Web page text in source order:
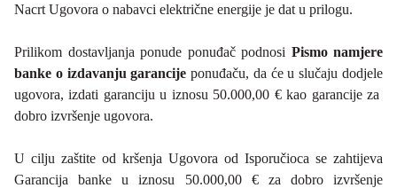
Nacrt Ugovora o nabavci električne energije je dat u prilogu.
Prilikom dostavljanja ponude ponuđač podnosi Pismo namjere
banke o izdavanju garancijeponuđaču, da će u slučaju dodjele
ugovora, izdati garanciju u iznosu 50.000,00 € kao garancije za
dobro izvršenje ugovora.
U cilju zaštite od kršenja Ugovora od Isporučioca se zahtijeva
Garancija banke u iznosu 50.000,00 € za dobro izvršenje